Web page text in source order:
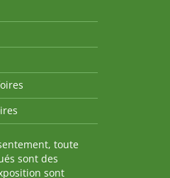
toute
sont des
sont